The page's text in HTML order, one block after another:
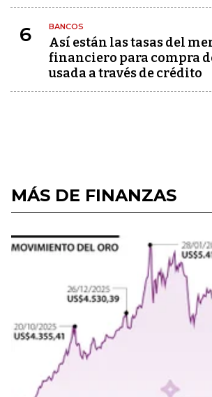
6 BANCOS
Así están las tasas del
financiero para compra
usada a través de crédito
MÁS DE FINANZAS